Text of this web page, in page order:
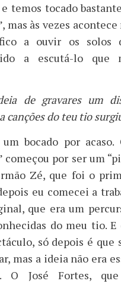
temos tocado
mas às vezes
a ouvir os solos
a escutá-lo que
de gravares um
canções do teu tio
bocado por acaso.
começou por ser um
Zé, que foi o
eu comecei a
que era um
do meu tio.
só depois é que
mas a ideia não era
O José Fortes,